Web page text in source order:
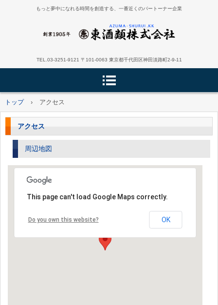
もっと夢中になれる時間を創造する、一番近くのパートーナー企業
TEL.03-3251-9121 〒101-0063 東京都千代田区神田淡路町2-9-11
トップ › アクセス
アクセス
周辺地図
This page can't load Google Maps correctly.
Do you own this website? OK